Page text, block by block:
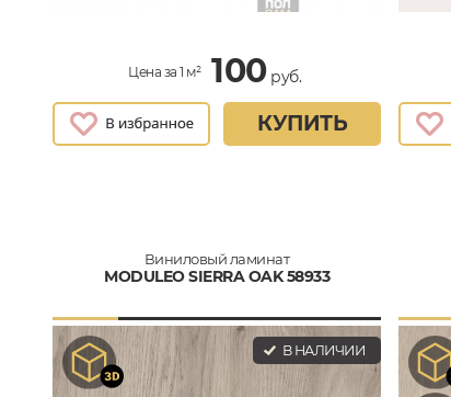
Цена за 1 м² 100руб.
КУПИТЬ
Виниловый ламинат
MODULEO SIERRA OAK 58933
В НАЛИЧИИ